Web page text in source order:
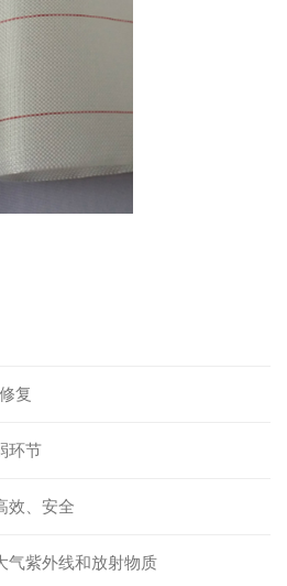
复
环节
效、安全
气紫外线和放射物质